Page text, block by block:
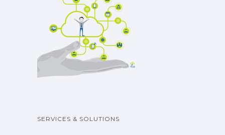
SERVICES & SOLUTIONS